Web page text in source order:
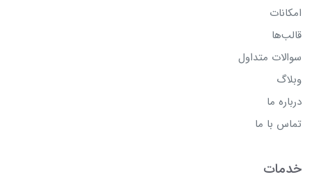
امکانات
قالب‌ها
سوالات متداول
وبلاگ
درباره ما
تماس با ما
خدمات